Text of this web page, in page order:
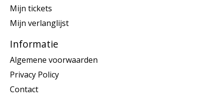
Mijn tickets
Mijn verlanglijst
Informatie
Algemene voorwaarden
Privacy Policy
Contact